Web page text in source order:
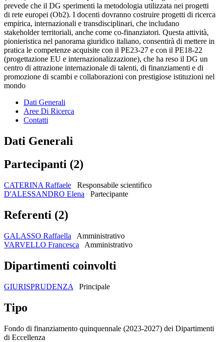
prevede che il DG sperimenti la metodologia utilizzata nei progetti
di rete europei (Ob2). I docenti dovranno costruire progetti di ricerca
empirica, internazionali e transdisciplinari, che includano
stakeholder territoriali, anche come co-finanziatori. Questa attività,
pionieristica nel panorama giuridico italiano, consentirà di mettere in
pratica le competenze acquisite con il PE23-27 e con il PE18-22
(progettazione EU e internazionalizzazione), che ha reso il DG un
centro di attrazione internazionale di talenti, di finanziamenti e di
promozione di scambi e collaborazioni con prestigiose istituzioni nel
mondo
Dati Generali
Aree Di Ricerca
Contatti
Dati Generali
Partecipanti (2)
CATERINA Raffaele
Responsabile scientifico
D'ALESSANDRO Elena
Partecipante
Referenti (2)
GALASSO Raffaella
Amministrativo
VARVELLO Francesca
Amministrativo
Dipartimenti coinvolti
GIURISPRUDENZA Principale
Tipo
Fondo di finanziamento quinquennale (2023-2027) dei Dipartimenti
di Eccellenza